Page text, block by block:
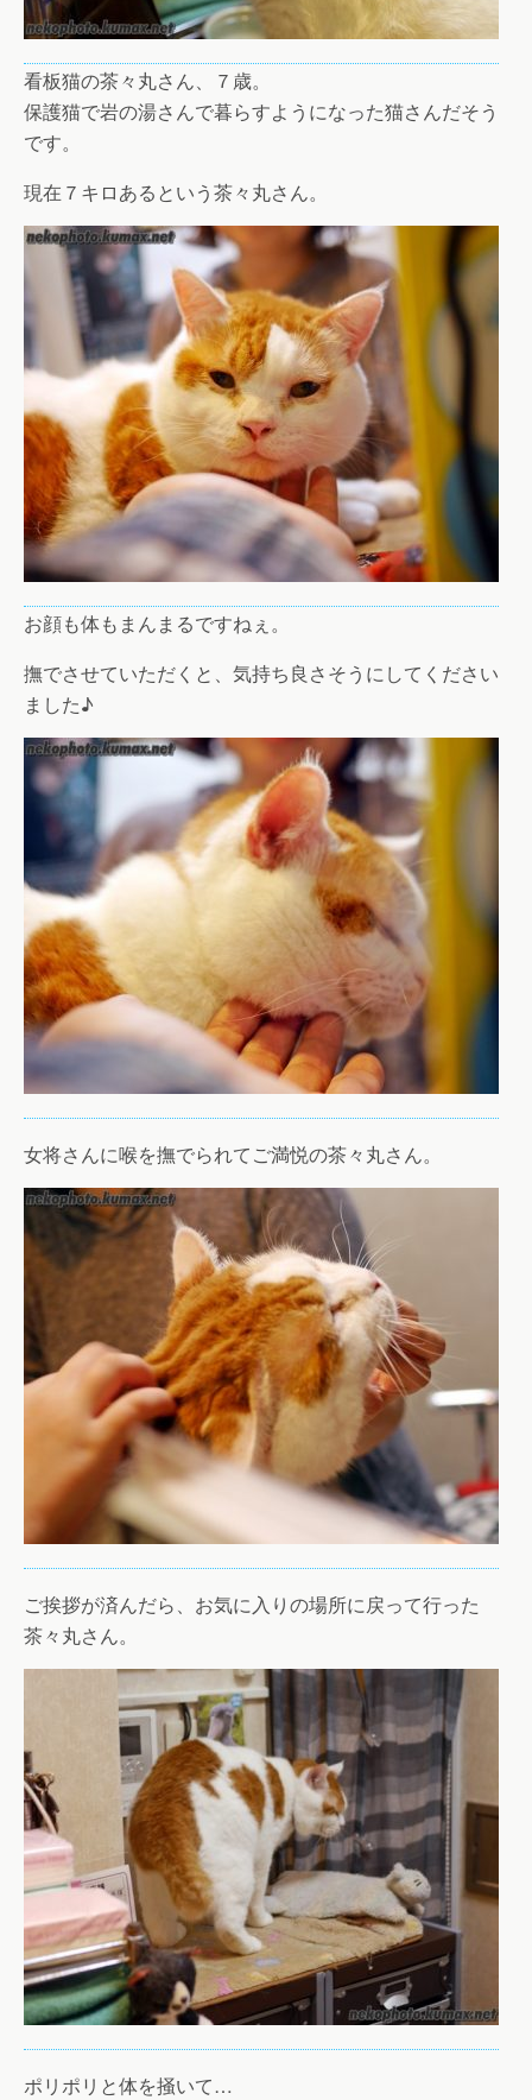
看板猫の茶々丸さん、７歳。
保護猫で岩の湯さんで暮らすようになった猫さんだそう
です。
現在７キロあるという茶々丸さん。
お顔も体もまんまるですねぇ。
撫でさせていただくと、気持ち良さそうにしてください
ました♪
女将さんに喉を撫でられてご満悦の茶々丸さん。
ご挨拶が済んだら、お気に入りの場所に戻って行った
茶々丸さん。
ポリポリと体を掻いて…